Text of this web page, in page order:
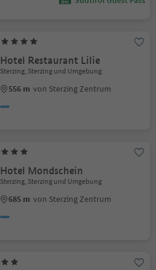
Hotel Restaurant Lilie
Sterzing, Sterzing und Umgebung
556 m von Sterzing Zentrum
Hotel Mondschein
Sterzing, Sterzing und Umgebung
685 m von Sterzing Zentrum